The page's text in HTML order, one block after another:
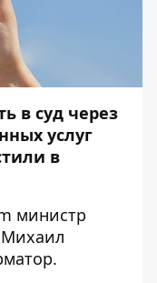
в суд через
услуг
в
министр
.